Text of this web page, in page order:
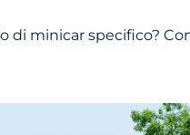
di minicar specifico?